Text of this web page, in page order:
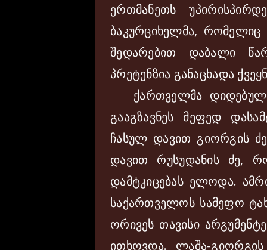
ერთმანეთს
ბაკურციხელმა,
შედარებით დაბალი
პრეტენზია განაცხადა
ქართველმა
გააგზავნეს მეფედ
ჩასულ დავით გიორგის
დავით რუსუდანის ძე,
დამტკიცებას ელოდა.
საქართველოს სამეფო
ორივეს თავისი
ითხოვდა. ლაშა-